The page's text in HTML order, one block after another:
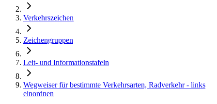
Verkehrszeichen
Zeichengruppen
Leit- und Informationstafeln
Wegweiser für bestimmte Verkehrsarten, Radverkehr - links
einordnen